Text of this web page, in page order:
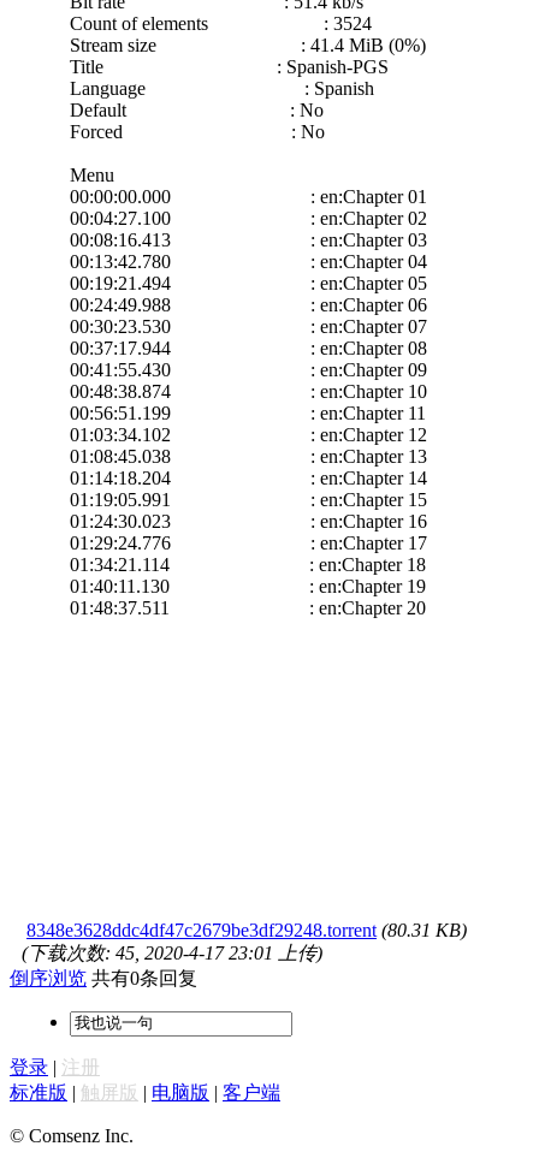
Count of elements : 3524
Stream size : 41.4 MiB (0%)
Title : Spanish-PGS
Language : Spanish
Default : No
Forced : No
Menu
00:00:00.000 : en:Chapter 01
00:04:27.100 : en:Chapter 02
00:08:16.413 : en:Chapter 03
00:13:42.780 : en:Chapter 04
00:19:21.494 : en:Chapter 05
00:24:49.988 : en:Chapter 06
00:30:23.530 : en:Chapter 07
00:37:17.944 : en:Chapter 08
00:41:55.430 : en:Chapter 09
00:48:38.874 : en:Chapter 10
00:56:51.199 : en:Chapter 11
01:03:34.102 : en:Chapter 12
01:08:45.038 : en:Chapter 13
01:14:18.204 : en:Chapter 14
01:19:05.991 : en:Chapter 15
01:24:30.023 : en:Chapter 16
01:29:24.776 : en:Chapter 17
01:34:21.114 : en:Chapter 18
01:40:11.130 : en:Chapter 19
01:48:37.511 : en:Chapter 20
8348e3628ddc4df47c2679be3df29248.torrent (80.31 KB)
(下载次数: 45, 2020-4-17 23:01 上传)
倒序浏览 共有0条回复
登录 | 注册
标准版 | 触屏版 | 电脑版 | 客户端
© Comsenz Inc.